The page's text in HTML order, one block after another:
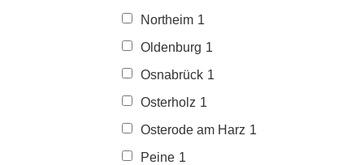
Northeim 1
Oldenburg 1
Osnabrück 1
Osterholz 1
Osterode am Harz 1
Peine 1